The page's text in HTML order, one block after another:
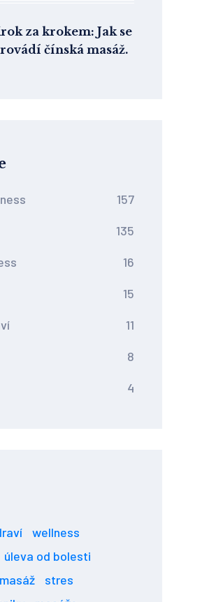
za krokem: Jak se
čínská masáž.
157
135
16
15
11
8
4
wellness
úleva od bolesti
stres